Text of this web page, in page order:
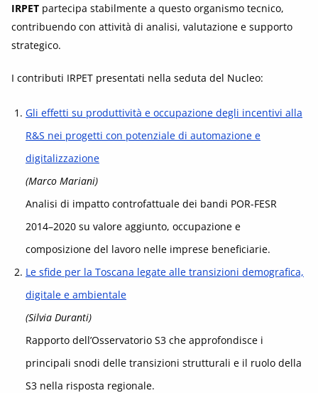
IRPET partecipa stabilmente a questo organismo tecnico,
contribuendo con attività di analisi, valutazione e supporto
strategico.
I contributi IRPET presentati nella seduta del Nucleo:
Gli effetti su produttività e occupazione degli incentivi alla
R&S nei progetti con potenziale di automazione e
digitalizzazione
(Marco Mariani)
Analisi di impatto controfattuale dei bandi POR-FESR
2014–2020 su valore aggiunto, occupazione e
composizione del lavoro nelle imprese beneficiarie.
Le sfide per la Toscana legate alle transizioni demografica,
digitale e ambientale
(Silvia Duranti)
Rapporto dell’Osservatorio S3 che approfondisce i
principali snodi delle transizioni strutturali e il ruolo della
S3 nella risposta regionale.